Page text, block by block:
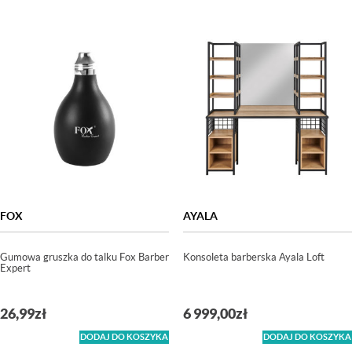
FOX
Gumowa gruszka do talku Fox Barber
Expert
26,99zł
DODAJ DO KOSZYKA
AYALA
Konsoleta barberska Ayala Loft
6 999,00zł
DODAJ DO KOSZYKA